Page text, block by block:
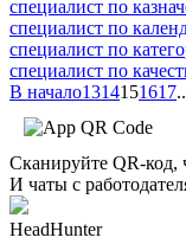
специалист по
специалист по
специалист по
специалист по
В начало1314151617
Сканируйте QR-код,
И чаты с
HeadHunter